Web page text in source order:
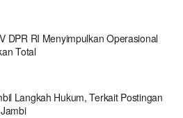
DPR RI Menyimpulkan Operasional
Total
Langkah Hukum, Terkait Postingan